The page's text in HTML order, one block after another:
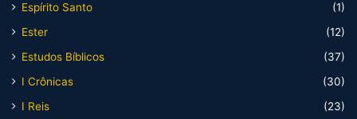
Espírito Santo
(1)
Ester
(12)
Estudos Bíblicos
(37)
I Crônicas
(30)
I Reis
(23)